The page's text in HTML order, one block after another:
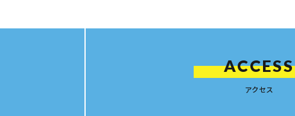
ACCESS
アクセス